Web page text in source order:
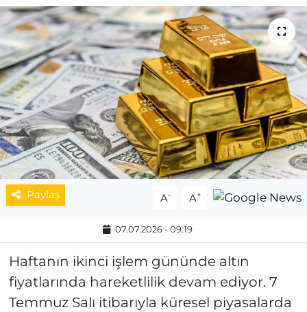
Paylaş A- A+
07.07.2026 - 09:19
Haftanın ikinci işlem gününde altın
fiyatlarında hareketlilik devam ediyor. 7
Temmuz Salı itibarıyla küresel piyasalarda
SPOR
MAGAZİN
ESKİŞEHİRSPOR